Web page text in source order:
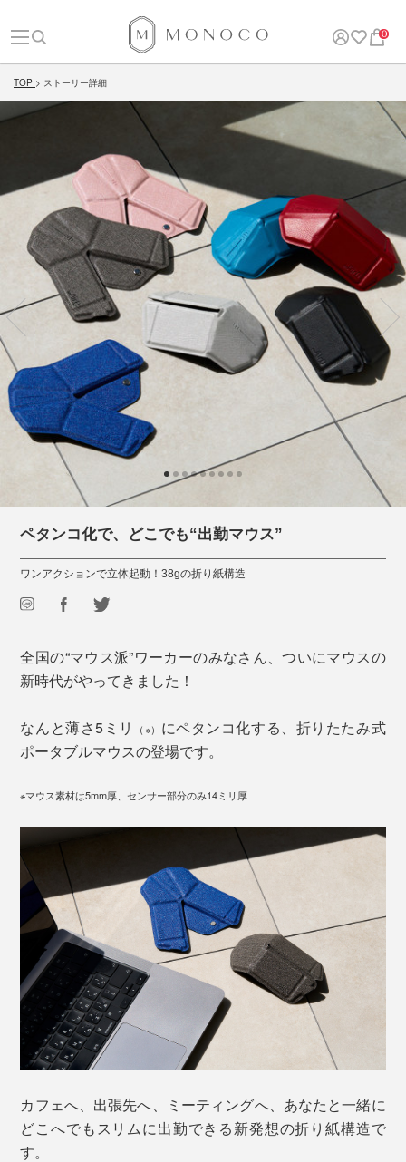
0
TOP ストーリー詳細
ペタンコ化で、どこでも“出勤マウス”
ワンアクションで立体起動！38gの折り紙構造
全国の“マウス派”ワーカーのみなさん、ついにマウスの
新時代がやってきました！
なんと薄さ5ミリ （※） にペタンコ化する、折りたたみ式
ポータブルマウスの登場です。
※マウス素材は5mm厚、センサー部分のみ14ミリ厚
カフェへ、出張先へ、ミーティングへ、あなたと一緒に
どこへでもスリムに出勤できる新発想の折り紙構造で
す。